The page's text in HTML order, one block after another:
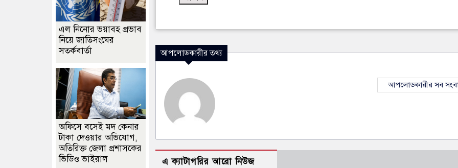
আপলোডকারীর তথ্য
আপলোডকারীর সব
এ ক্যাটাগরির আরো নিউজ
এল নিনোর ভয়াবহ প্রভাব
নিয়ে জাতিসংঘের
সতর্কবার্তা
অফিসে বসেই মদ কেনার
টাকা দেওয়ার অভিযোগ,
অতিরিক্ত জেলা প্রশাসকের
ভিডিও ভাইরাল